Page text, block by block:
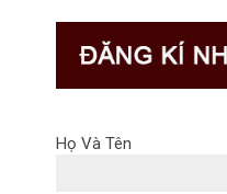
Họ Và Tên